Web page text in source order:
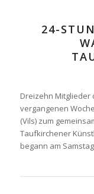
24-
Dreizehn Mitglieder
vergangenen
(Vils) zum
Taufkirchener
begann am